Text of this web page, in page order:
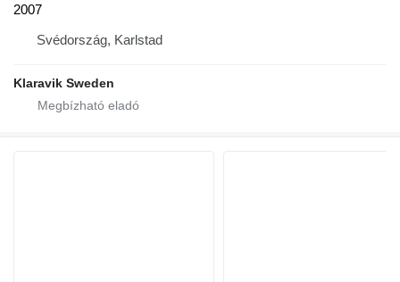
2007
Svédország, Karlstad
Klaravik Sweden